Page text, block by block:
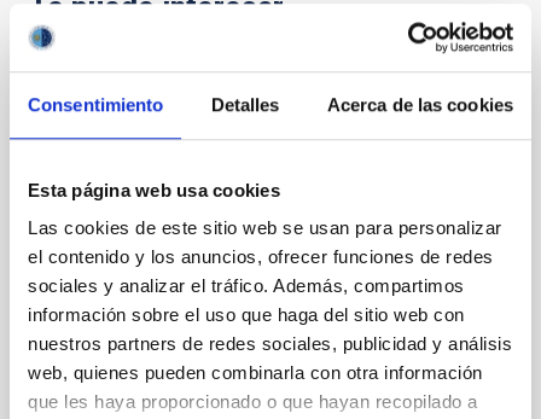
Consentimiento Detalles Acerca de las cookies
Esta página web usa cookies
Las cookies de este sitio web se usan para personalizar
el contenido y los anuncios, ofrecer funciones de redes
sociales y analizar el tráfico. Además, compartimos
información sobre el uso que haga del sitio web con
nuestros partners de redes sociales, publicidad y análisis
web, quienes pueden combinarla con otra información
que les haya proporcionado o que hayan recopilado a
The impact of star formation histories on
galaxies
Aims. We aim to investigate the connection between
star formation histories (SFHs) and the inner dark
matter density profiles of simulated galaxies. In
particular, we tested whether the burstiness and
temporal distribution of star formation influence the
formation of cored versus cuspy dark matter profiles.
Methods. We homogeneously analysed